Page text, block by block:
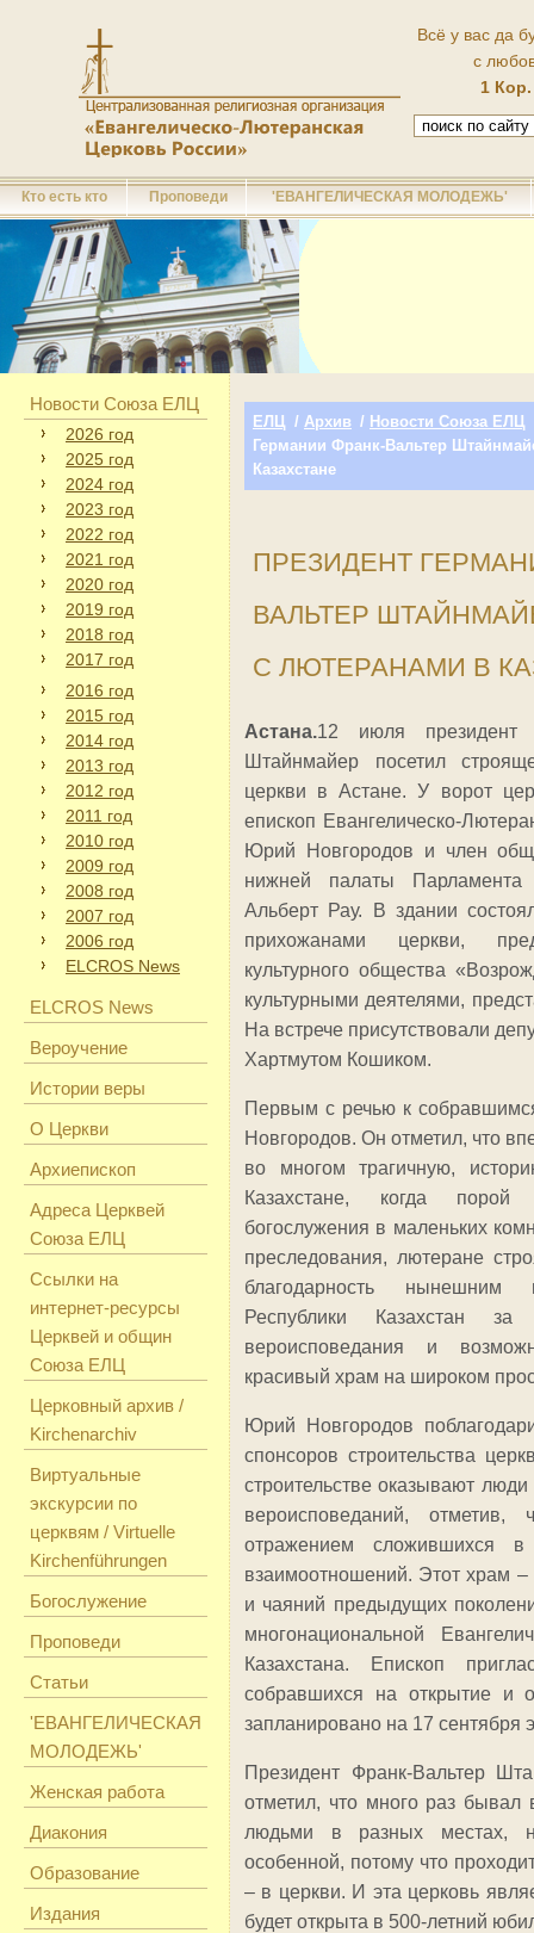
Всё у вас да
с
1
Кто есть кто Проповеди 'ЕВАНГЕЛИЧЕСКАЯ МОЛОДЕЖЬ'
Новости Союза ЕЛЦ
2026 год
2025 год
2024 год
2023 год
2022 год
2021 год
2020 год
2019 год
2018 год
2017 год
2016 год
2015 год
2014 год
2013 год
2012 год
2011 год
2010 год
2009 год
2008 год
2007 год
2006 год
ELCROS News
ELCROS News
Вероучение
Истории веры
О Церкви
Архиепископ
Адреса Церквей
Союза ЕЛЦ
Ссылки на
интернет-ресурсы
Церквей и общин
Союза ЕЛЦ
Церковный архив /
Kirchenarchiv
Виртуальные
экскурсии по
церквям / Virtuelle
Kirchenführungen
Богослужение
Проповеди
Статьи
'ЕВАНГЕЛИЧЕСКАЯ
МОЛОДЕЖЬ'
Женская работа
Диакония
Образование
Издания
ЕЛЦ / Архив / Новости Союза ЕЛЦ
Германии Франк-Вальтер
Казахстане
ПРЕЗИДЕНТ
ВАЛЬТЕР
С ЛЮТЕРАНАМИ В
Астана.12 июля президент
Штайнмайер посетил
церкви в Астане. У ворот
епископ Евангелическо-
Юрий Новгородов и член
нижней палаты Парламента
Альберт Рау. В здании
прихожанами церкви,
культурного общества
культурными деятелями,
На встрече присутствовали
Хартмутом Кошиком.
Первым с речью к
Новгородов. Он отметил, что
во многом трагичную,
Казахстане, когда порой
богослужения в маленьких
преследования, лютеране
благодарность
Республики Казахстан
вероисповедания и
красивый храм на широком
Юрий Новгородов
спонсоров строительства
строительстве оказывают
вероисповеданий,
отражением сложившихся в
взаимоотношений. Этот храм
и чаяний предыдущих
многонациональной
Казахстана. Епископ
собравшихся на открытие и
запланировано на 17 сентября
Президент Франк-Вальтер
отметил, что много раз бывал
людьми в разных местах,
особенной, потому что
– в церкви. И эта церковь
будет открыта в 500-летний